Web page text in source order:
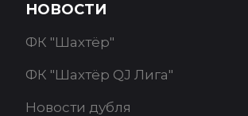
НОВОСТИ
ФК "Шахтёр"
ФК "Шахтёр QJ Лига"
Новости дубля